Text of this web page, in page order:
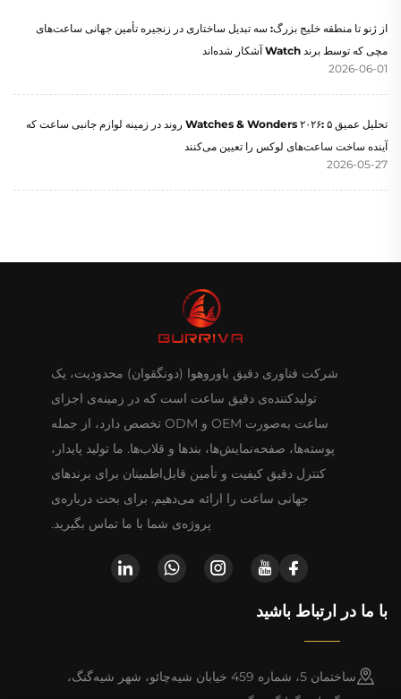
از ژنو تا منطقه خلیج بزرگ: سه تبدیل ساختاری در زنجیره تأمین جهانی ساعت‌های
مچی که توسط برند Watch آشکار شده‌اند
2026-06-01
تحلیل عمیق Watches & Wonders ۲۰۲۶: ۵ روند در زمینه لوازم جانبی ساعت که
آینده ساخت ساعت‌های لوکس را تعیین می‌کنند
2026-05-27
شرکت فناوری دقیق باوروهوا (دونگقوان) محدودیت، یک
تولیدکننده‌ی دقیق ساعت است که در زمینه‌ی اجزای
ساعت به‌صورت OEM و ODM تخصص دارد، از جمله
پوسته‌ها، صفحه‌نمایش‌ها، بندها و قلاب‌ها. ما تولید پایدار،
کنترل دقیق کیفیت و تأمین قابل‌اطمینان برای برندهای
جهانی ساعت را ارائه می‌دهیم. برای بحث درباره‌ی
پروژه‌ی شما با ما تماس بگیرید.
با ما در ارتباط باشید
ساختمان 5، شماره 459 خیابان شیه‌چائو، شهر شیه‌گنگ،